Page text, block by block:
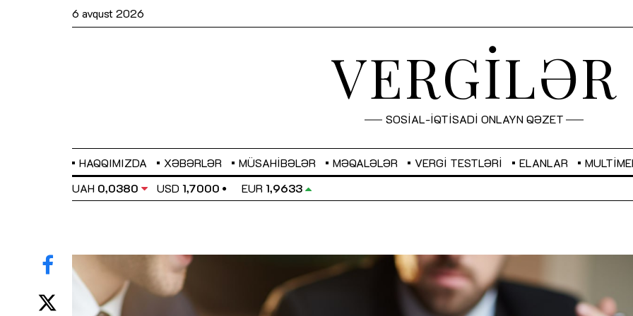
6 avqust 2026
VERGİLƏR
SOSİAL-İQTİSADİ ONLAYN QƏZET
HAQQIMIZDA XƏBƏRLƏR MÜSAHIBƏLƏR MƏQALƏLƏR VERGI TESTLƏRI ELANLAR
UAH 0,0380 USD 1,7000 EUR 1,9633
Sahibkarlıq fəaliyyəti üçün inklüziv
imkanlar yaradan vergi təşviqləri
“Düzgün kommunikasiyanın
real iş və sistemli fəaliyyət